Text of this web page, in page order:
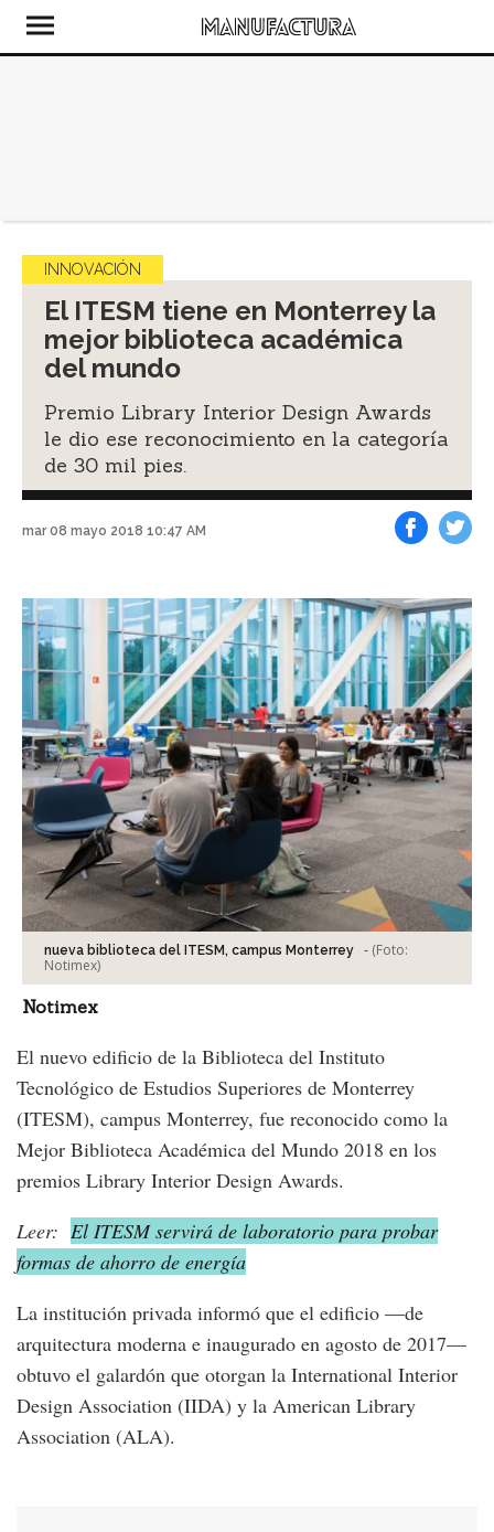
INNOVACIÓN
El ITESM tiene en Monterrey la
mejor biblioteca académica
del mundo
Premio Library Interior Design Awards
le dio ese reconocimiento en la categoría
de 30 mil pies.
mar 08 mayo 2018 10:47 AM
nueva biblioteca del ITESM, campus Monterrey - (Foto:
Notimex)
Notimex
El nuevo edificio de la Biblioteca del Instituto
Tecnológico de Estudios Superiores de Monterrey
(ITESM), campus Monterrey, fue reconocido como la
Mejor Biblioteca Académica del Mundo 2018 en los
premios Library Interior Design Awards.
Leer: El ITESM servirá de laboratorio para probar
formas de ahorro de energía
La institución privada informó que el edificio —de
arquitectura moderna e inaugurado en agosto de 2017—
obtuvo el galardón que otorgan la International Interior
Design Association (IIDA) y la American Library
Association (ALA).